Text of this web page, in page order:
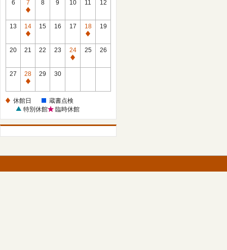
6
7
休
館
日
8 9 10 11 12
13
14
休
館
15 16 17
18
休
館
19
20 21 22 23
24
休
25 26
27
28
休
日
29 30
休館日
蔵書点検
特別休館
臨時休館